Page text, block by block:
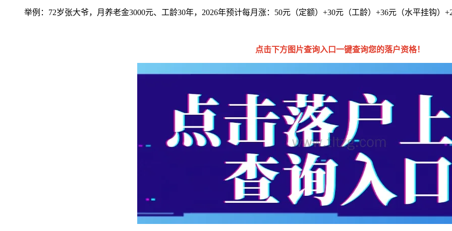
举例：72岁张大爷，月养老金3000元、工龄30年，2026年预计每月涨：50元（定额）+30元（工龄）+36元（水平挂钩）
点击下方图片查询入口一键查询您的落户资格！